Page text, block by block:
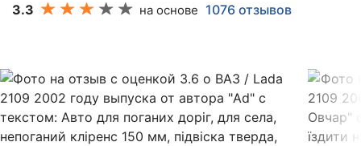
3.3 на основе 1076 отзывов